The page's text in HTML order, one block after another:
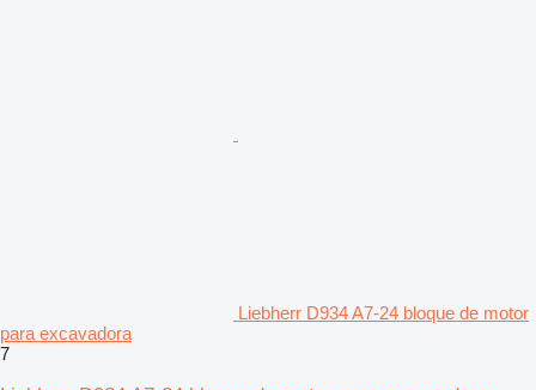
Liebherr D934 A7-24 bloque de motor
para excavadora
7